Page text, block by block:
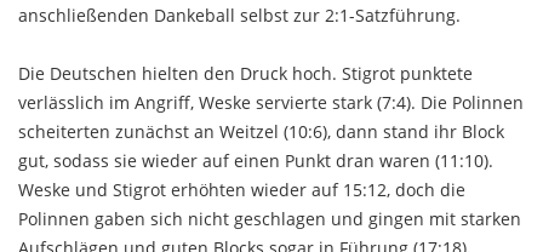
anschließenden Dankeball selbst zur 2:1-Satzführung.
Die Deutschen hielten den Druck hoch. Stigrot punktete
verlässlich im Angriff, Weske servierte stark (7:4). Die Polinnen
scheiterten zunächst an Weitzel (10:6), dann stand ihr Block
gut, sodass sie wieder auf einen Punkt dran waren (11:10).
Weske und Stigrot erhöhten wieder auf 15:12, doch die
Polinnen gaben sich nicht geschlagen und gingen mit starken